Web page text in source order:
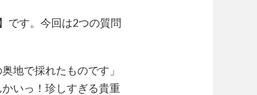
です。今回は2つの質問
地で採れたものです」
いっ！珍しすぎる貴重